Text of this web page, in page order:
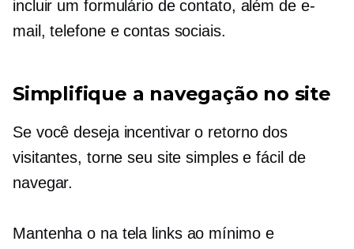
incluir um formulário de contato, além de e-
mail, telefone e contas sociais.
Simplifique a navegação no site
Se você deseja incentivar o retorno dos
visitantes, torne seu site simples e fácil de
navegar.
Mantenha o na tela links ao mínimo e